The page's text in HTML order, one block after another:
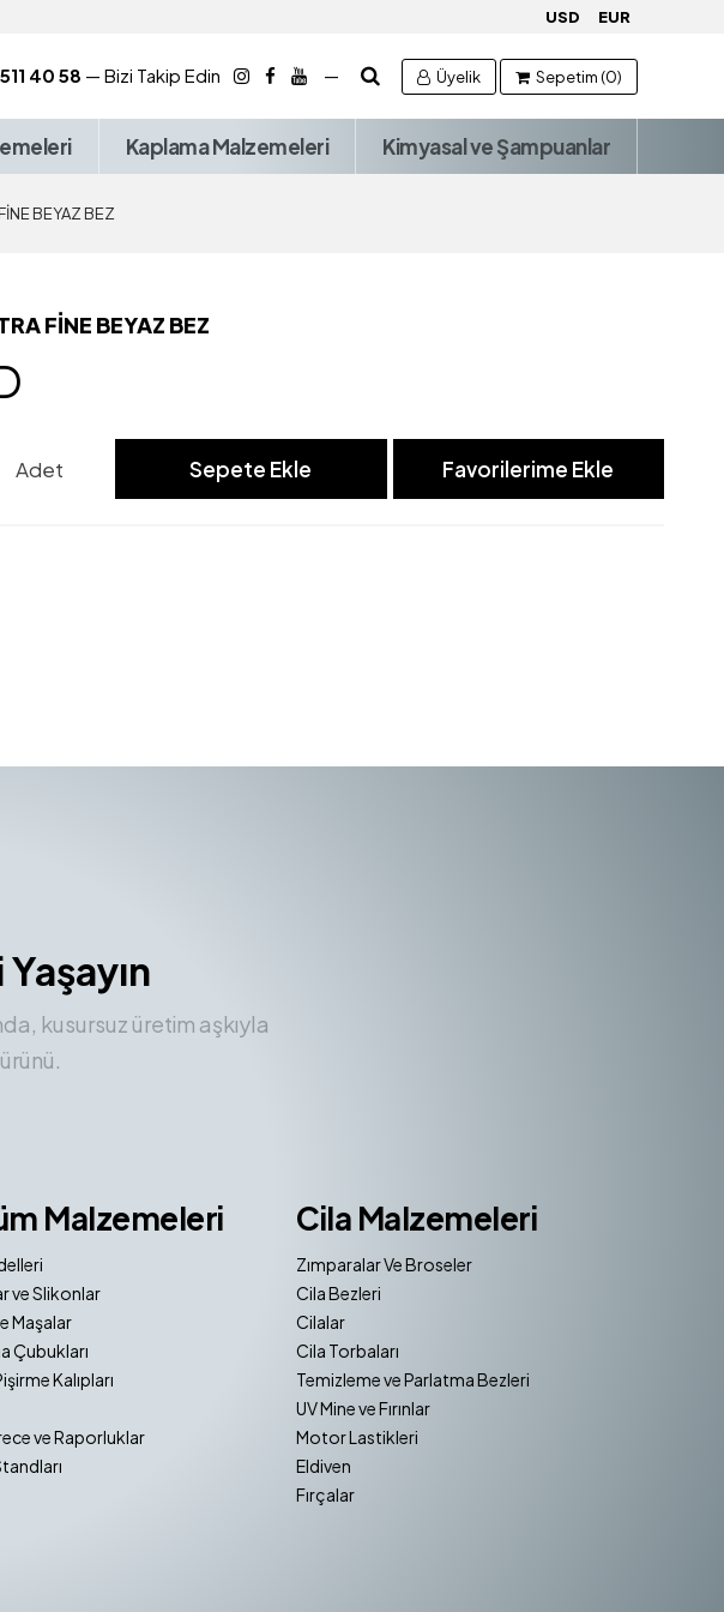
USD EUR
40 58 — Bizi Takip Edin — Üyelik Sepetim (0)
Kaplama Malzemeleri Kimyasal ve Şampuanlar
BEYAZ BEZ
FİNE BEYAZ BEZ
Adet Sepete Ekle Favorilerime Ekle
kusursuz üretim aşkıyla
Malzemeleri
ve Slikonlar
Maşalar
Çubukları
Kalıpları
ve Raporluklar
Cila Malzemeleri
Zımparalar Ve Broseler
Cila Bezleri
Cilalar
Cila Torbaları
Temizleme ve Parlatma Bezleri
UV Mine ve Fırınlar
Motor Lastikleri
Eldiven
Fırçalar